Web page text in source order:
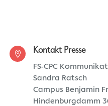
 Kontakt Presse
FS-CPC
Sandra Ratsch
Campus Benjamin
Hindenburgdamm